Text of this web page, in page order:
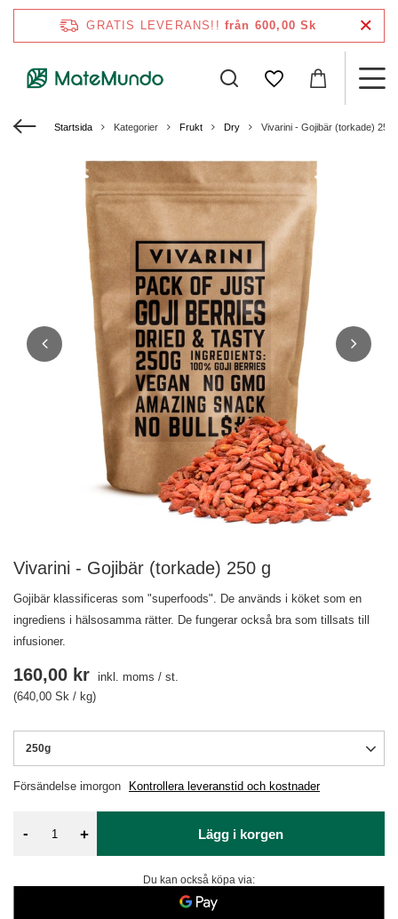
GRATIS LEVERANS!! från 600,00 Sk
Startsida Kategorier Frukt Dry Vivarini - Gojibär (torkade) 250
Vivarini - Gojibär (torkade) 250 g
Gojibär klassificeras som "superfoods". De används i köket som en
ingrediens i hälsosamma rätter. De fungerar också bra som tillsats till
infusioner.
250g
Försändelse imorgon Kontrollera leveranstid och kostnader
160,00 kr inkl. moms / st.
(640,00 Sk / kg)
- + Lägg i korgen
Du kan också köpa via: